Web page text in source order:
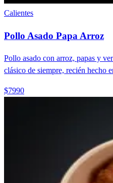
Calientes
Pollo Asado Papa Arroz
Pollo asado con arroz, papas y
clásico de siempre, recién hecho
$7990